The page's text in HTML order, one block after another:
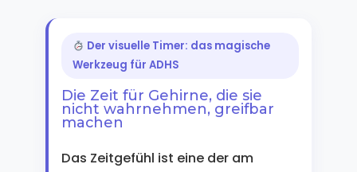
Der visuelle Timer: das magische
Werkzeug für ADHS
Die Zeit für Gehirne, die sie
nicht wahrnehmen, greifbar
machen
Das Zeitgefühl ist eine der am